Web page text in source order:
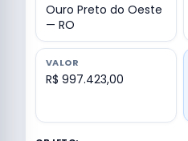
Ouro Preto do Oeste
— RO
VALOR
R$ 997.423,00